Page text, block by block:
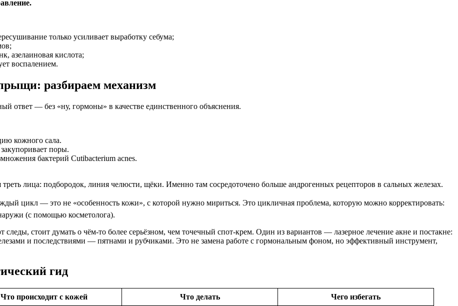
только усиливает выработку себума;
азелаиновая кислота;
воспалением.
разбираем механизм
ответ — без «ну, гормоны» в качестве единственного объяснения.
кожного сала.
поры.
бактерий Cutibacterium acnes.
лица: подбородок, линия челюсти, щёки. Именно там сосредоточено больше андрогенных рецепторов в сальных железах.
цикл — это не «особенность кожи», с которой нужно мириться. Это цикличная проблема, которую можно корректировать:
(с помощью косметолога).
стоит думать о чём-то более серьёзном, чем точечный спот-крем. Один из вариантов — лазерное лечение акне и постакне:
и последствиями — пятнами и рубчиками. Это не замена работе с гормональным фоном, но эффективный инструмент,
гид
Что происходит с кожей Что делать Чего избегать